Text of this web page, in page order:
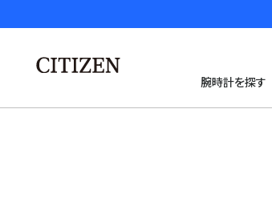
腕時計を探す